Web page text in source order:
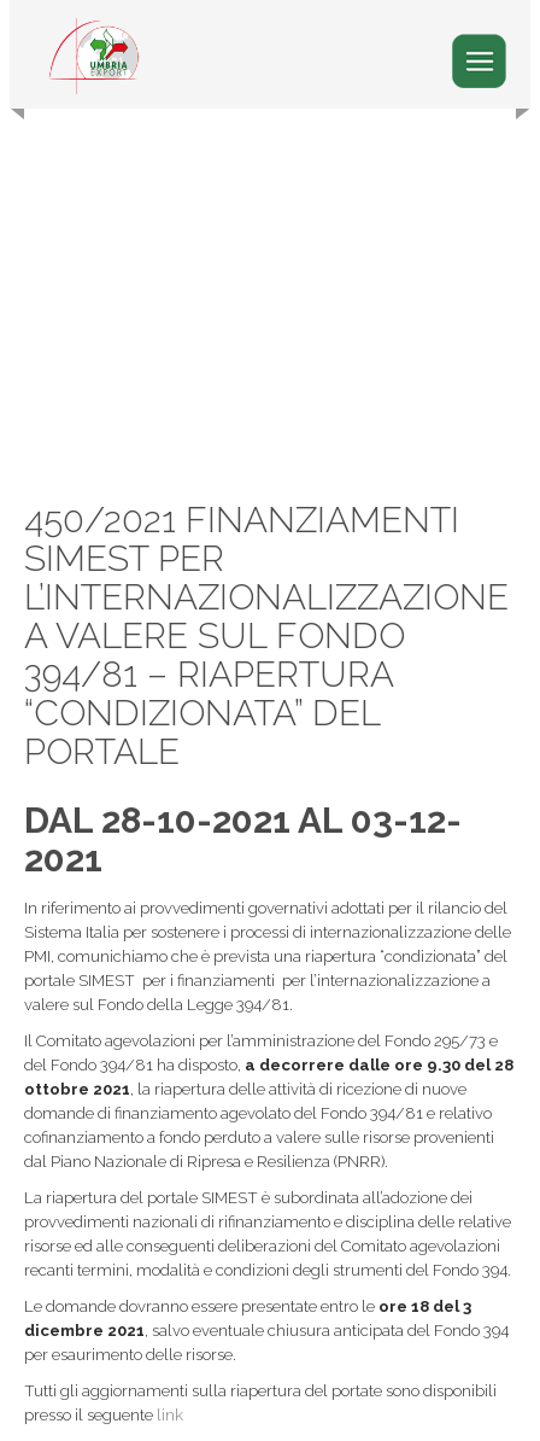
450/2021 FINANZIAMENTI
SIMEST PER
L’INTERNAZIONALIZZAZIONE
A VALERE SUL FONDO
394/81 – RIAPERTURA
“CONDIZIONATA” DEL
PORTALE
DAL 28-10-2021 AL 03-12-
2021
In riferimento ai provvedimenti governativi adottati per il rilancio del
Sistema Italia per sostenere i processi di internazionalizzazione delle
PMI, comunichiamo che è prevista una riapertura “condizionata” del
portale SIMEST per i finanziamenti per l’internazionalizzazione a
valere sul Fondo della Legge 394/81.
Il Comitato agevolazioni per l’amministrazione del Fondo 295/73 e
del Fondo 394/81 ha disposto, a decorrere dalle ore 9.30 del 28
ottobre 2021, la riapertura delle attività di ricezione di nuove
domande di finanziamento agevolato del Fondo 394/81 e relativo
cofinanziamento a fondo perduto a valere sulle risorse provenienti
dal Piano Nazionale di Ripresa e Resilienza (PNRR).
La riapertura del portale SIMEST è subordinata all’adozione dei
provvedimenti nazionali di rifinanziamento e disciplina delle relative
risorse ed alle conseguenti deliberazioni del Comitato agevolazioni
recanti termini, modalità e condizioni degli strumenti del Fondo 394.
Le domande dovranno essere presentate entro le ore 18 del 3
dicembre 2021, salvo eventuale chiusura anticipata del Fondo 394
per esaurimento delle risorse.
Tutti gli aggiornamenti sulla riapertura del portate sono disponibili
presso il seguente link